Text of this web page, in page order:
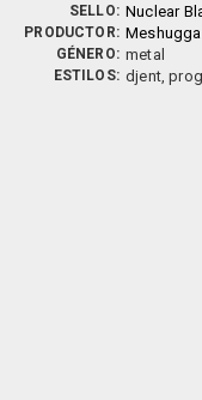
SELLO: Nuclear
PRODUCTOR:
GÉNERO: metal
ESTILOS: djent,